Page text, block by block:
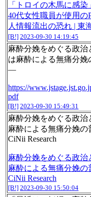
「トロイの木馬に感
40代女性職員が使用の
人情報流出の恐れ | 東
[B!] 2023-09-30 14:19:45
麻酔分娩をめぐる政
は麻酔による無痛分
―
https://
pdf
[B!] 2023-09-30 15:49:31
麻酔分娩をめぐる政治
麻酔による無痛分娩の
CiNii Research
麻酔分娩をめぐる政治
麻酔による無痛分娩の
CiNii Research
[B!] 2023-09-30 15:50:04